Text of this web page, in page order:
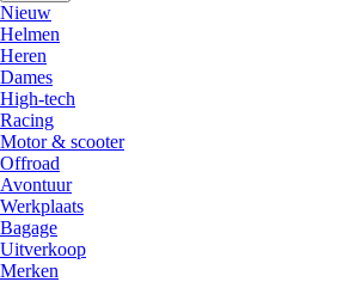
Nieuw
Helmen
Heren
Dames
High-tech
Racing
Motor & scooter
Offroad
Avontuur
Werkplaats
Bagage
Uitverkoop
Merken